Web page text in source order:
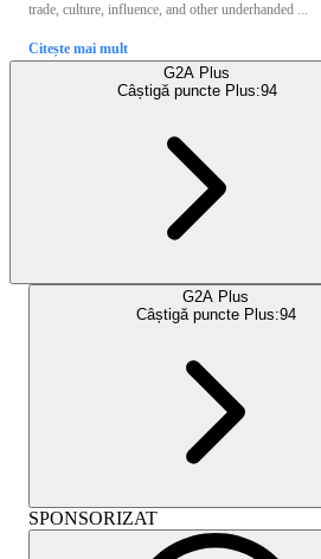
trade, culture, influence, and other underhanded ...
Citește mai mult
G2A Plus
Câștigă puncte Plus:94
G2A Plus
Câștigă puncte Plus:94
SPONSORIZAT